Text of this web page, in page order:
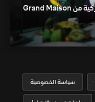
كرم بورسين يعود بمسلسل النسخة التركية من Grand Maison
سياسة الخصوصية